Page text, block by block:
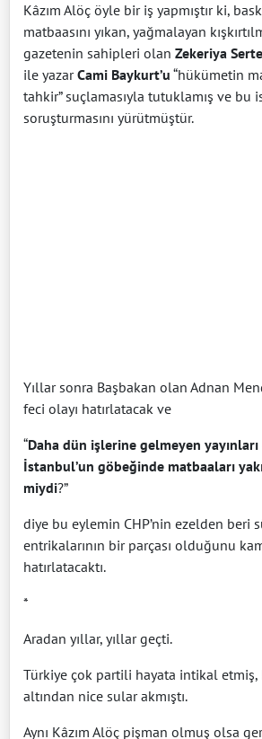
Kâzım Alöç öyle bir iş yapmıştır ki,
matbaasını yıkan, yağmalayan
gazetenin sahipleri olan Zekeriya
ile yazarCami Baykurt’u “hükümetin
tahkir” suçlamasıyla tutuklamış ve bu
soruşturmasını yürütmüştür.
Yıllar sonra Başbakan olan Adnan
feci olayı hatırlatacak ve
“Daha dün işlerine gelmeyen
İstanbul’un göbeğinde matbaaları
miydi?”
diye bu eylemin CHP’nin ezelden beri
entrikalarının bir parçası olduğunu
hatırlatacaktı.
*
Aradan yıllar, yıllar geçti.
Türkiye çok partili hayata intikal
altından nice sular akmıştı.
Aynı Kâzım Alöç pişman olmuş olsa